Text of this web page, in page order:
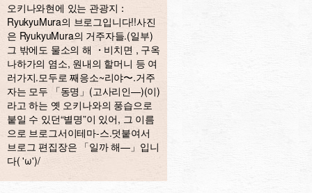
오키나와현에 있는 관광지：
RyukyuMura의 브로그입니다!!사진
은 RyukyuMura의 거주자들.(일부)
그 밖에도 물소의 해 ・비치면 , 구옥
나하가의 염소, 원내의 할머니 등 여
러가지.모두로 째응소~리야〜.거주
자는 모두 「동명」(고사리인—)(이)
라고 하는 옛 오키나와의 풍습으로
붙일 수 있던“별명”이 있어, 그 이름
으로 브로그서이테마-스.덧붙여서
브로그 편집장은 「일까 해—」입니
다( 'ω')/